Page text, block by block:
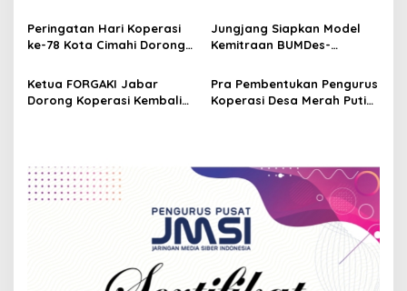
i
n
Desa di Kuningan
Kampus ke Desa
Peringatan Hari Koperasi
ke-78 Kota Cimahi Dorong
Gerakan Koperasi
Jungjang Siapkan Model
Kemitraan BUMDes-
Kemandirian Desa
Ketua FORGAKI Jabar
Dorong Koperasi Kembali
Pra Pembentukan Pengurus
Koperasi Desa Merah Putih